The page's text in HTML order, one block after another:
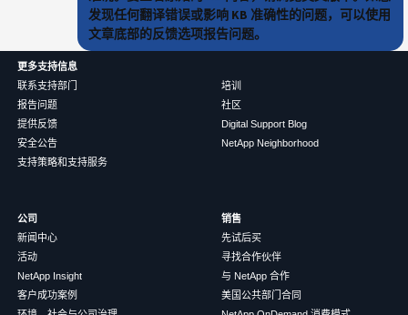
发现任何翻译错误或影响 KB 准确性的问题，可以使用
文章底部的反馈选项报告问题。
更多支持信息
联系支持部门
报告问题
提供反馈
安全公告
支持策略和支持服务
培训
社区
Digital Support Blog
NetApp Neighborhood
公司
新闻中心
活动
NetApp Insight
客户成功案例
销售
先试后买
寻找合作伙伴
与 NetApp 合作
美国公共部门合同